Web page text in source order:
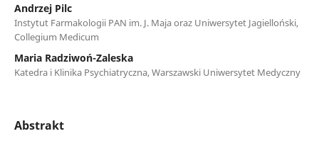
Andrzej Pilc
Instytut Farmakologii PAN im. J. Maja oraz Uniwersytet Jagielloński,
Collegium Medicum
Maria Radziwoń-Zaleska
Katedra i Klinika Psychiatryczna, Warszawski Uniwersytet Medyczny
Abstrakt